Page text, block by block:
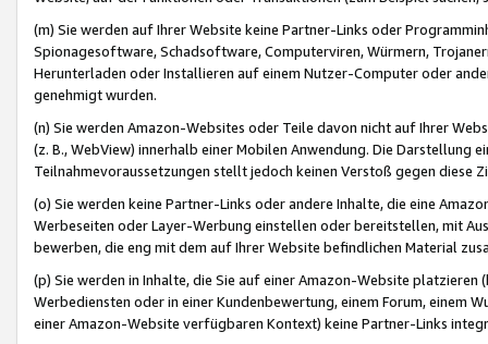
(m) Sie werden auf Ihrer Website keine Partner-Links oder
Spionagesoftware, Schadsoftware, Computerviren, Würmern,
Herunterladen oder Installieren auf einem Nutzer-Computer oder
genehmigt wurden.
(n) Sie werden Amazon-Websites oder Teile davon nicht auf Ihrer
(z. B., WebView) innerhalb einer Mobilen Anwendung. Die Darstellung
Teilnahmevoraussetzungen stellt jedoch keinen Verstoß gegen diese
(o) Sie werden keine Partner-Links oder andere Inhalte, die eine
Werbeseiten oder Layer-Werbung einstellen oder bereitstellen, mit
bewerben, die eng mit dem auf Ihrer Website befindlichen Material
(p) Sie werden in Inhalte, die Sie auf einer Amazon-Website
Werbediensten oder in einer Kundenbewertung, einem Forum, einem
einer Amazon-Website verfügbaren Kontext) keine Partner-Links